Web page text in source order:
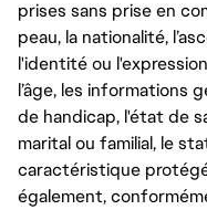
prises sans prise en
peau, la nationalité,
l'identité ou
l’âge, les informations
de handicap, l'état de
marital ou familial, le
caractéristique
également,